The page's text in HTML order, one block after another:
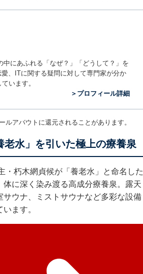
中にあふれる「なぜ？」「どうして？」を
、ITに関する疑問に対して専門家が分か
います。
＞プロフィール詳細
アバウトに還元されることがあります。
老水」を引いた極上の療養泉
・朽木網貞候が「養老水」と命名した
に深く染み渡る高成分療養泉。露天
ウナ、ミストサウナなど多彩な設備
ます。